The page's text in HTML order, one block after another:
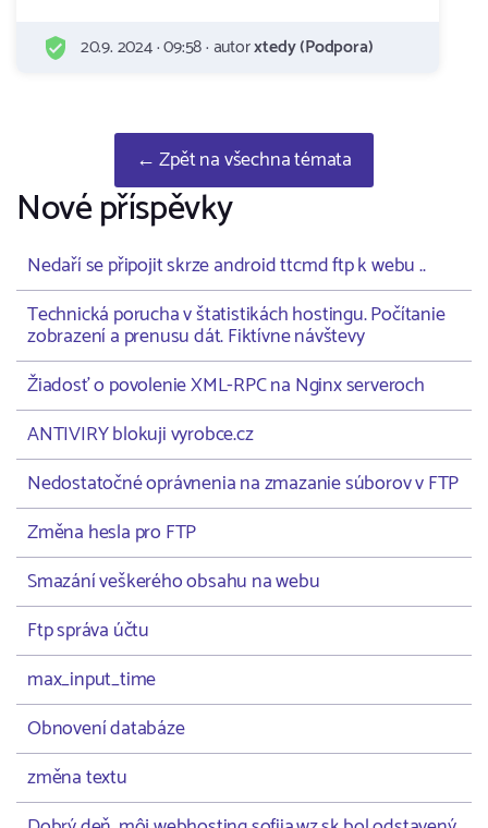
20.9. 2024 · 09:58 · autorxtedy (Podpora)
← Zpět na všechna témata
Nové příspěvky
Nedaří se připojit skrze android ttcmd ftp k webu ..
Technická porucha v štatistikách hostingu. Počítanie
zobrazení a prenusu dát. Fiktívne návštevy
Žiadosť o povolenie XML-RPC na Nginx serveroch
ANTIVIRY blokuji vyrobce.cz
Nedostatočné oprávnenia na zmazanie súborov v FTP
Změna hesla pro FTP
Smazání veškerého obsahu na webu
Ftp správa účtu
max_input_time
Obnovení databáze
změna textu